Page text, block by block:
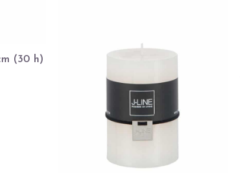
(30 h)